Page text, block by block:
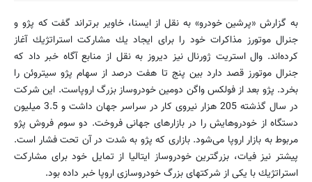
به گزارش «پرشین خودرو» به نقل از ایسنا، خاویر برتراند گفت كه پژو و
جنرال ‌موتورز مذاكرات خود را برای ایجاد یك مشاركت استراتژیك آغاز
كرده‌اند. وال ‌استریت ژورنال نیز دیروز به نقل از منابع آگاه خبر داد كه
جنرال‌ موتورز قصد دارد بین پنج تا هفت درصد از سهام پژو سیتروئن را
بخرد. پژو بعد از فولكس واگن دومین خودروساز بزرگ اروپاست. این شركت
در سال گذشته 205 هزار نیروی كار در سراسر جهان داشت و 3.5 میلیون
دستگاه از خودروهایش را در بازارهای جهانی فروخت. دو سوم فروش پژو
مربوط به بازار اروپا می‌شود. بازاری كه پژو به شدت در آن تحت فشار است.
پیشتر نیز فیات، بزرگترین خودروساز ایتالیا از تمایل خود برای مشاركت
استراتژیك با یكی از شركتهای بزرگ خودروسازی اروپا خبر داده بود.